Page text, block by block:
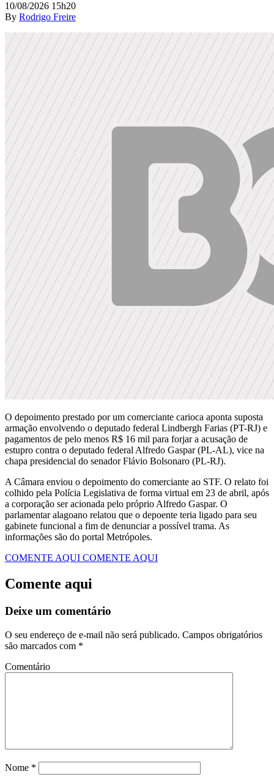
10/08/2026 15h20
By Rodrigo Freire
O depoimento prestado por um comerciante carioca aponta suposta
armação envolvendo o deputado federal Lindbergh Farias (PT-RJ) e
pagamentos de pelo menos R$ 16 mil para forjar a acusação de
estupro contra o deputado federal Alfredo Gaspar (PL-AL), vice na
chapa presidencial do senador Flávio Bolsonaro (PL-RJ).
A Câmara enviou o depoimento do comerciante ao STF. O relato foi
colhido pela Polícia Legislativa de forma virtual em 23 de abril, após
a corporação ser acionada pelo próprio Alfredo Gaspar. O
parlamentar alagoano relatou que o depoente teria ligado para seu
gabinete funcional a fim de denunciar a possível trama. As
informações são do portal Metrópoles.
COMENTE AQUI COMENTE AQUI
Comente aqui
Deixe um comentário
O seu endereço de e-mail não será publicado. Campos obrigatórios
são marcados com *
Comentário
Nome *